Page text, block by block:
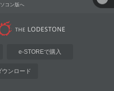
コン版へ
e-STOREで購入
ウンロード